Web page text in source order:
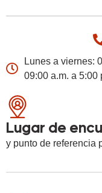
Lunes a viernes:
09:00 a.m. a 5:00
Lugar de
y punto de referencia